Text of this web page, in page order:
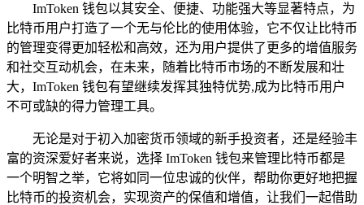
ImToken 钱包以其安全、便捷、功能强大等显著特点，为
比特币用户打造了一个无与伦比的使用体验，它不仅让比特币
的管理变得更加轻松和高效，还为用户提供了更多的增值服务
和社交互动机会，在未来，随着比特币市场的不断发展和壮
大，ImToken 钱包有望继续发挥其独特优势,成为比特币用户
不可或缺的得力管理工具。
无论是对于初入加密货币领域的新手投资者，还是经验丰
富的资深爱好者来说，选择 ImToken 钱包来管理比特币都是
一个明智之举，它将如同一位忠诚的伙伴，帮助你更好地把握
比特币的投资机会，实现资产的保值和增值，让我们一起借助